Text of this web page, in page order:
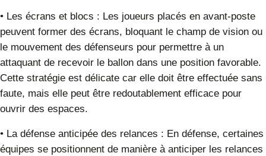
• Les écrans et blocs : Les joueurs placés en avant-poste
peuvent former des écrans, bloquant le champ de vision ou
le mouvement des défenseurs pour permettre à un
attaquant de recevoir le ballon dans une position favorable.
Cette stratégie est délicate car elle doit être effectuée sans
faute, mais elle peut être redoutablement efficace pour
ouvrir des espaces.
• La défense anticipée des relances : En défense, certaines
équipes se positionnent de manière à anticiper les relances